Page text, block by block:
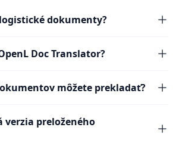
dokumenty?
Doc Translator?
môžete prekladať?
verzia preloženého